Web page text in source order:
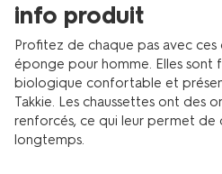
info produit
Profitez de chaque pas avec
éponge pour homme. Elles sont
biologique confortable et
Takkie. Les chaussettes ont des
renforcés, ce qui leur permet de
longtemps.